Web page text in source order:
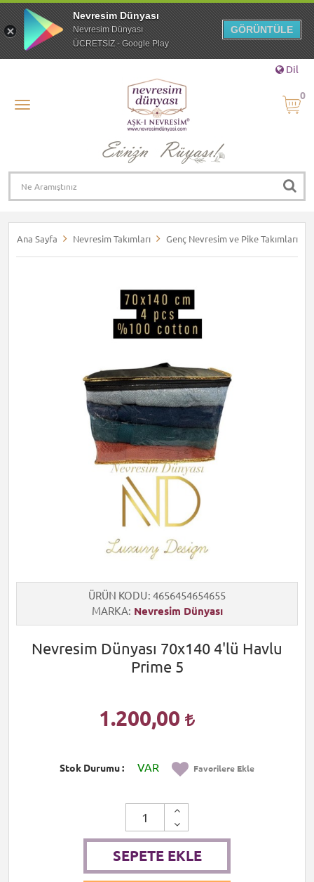
Dil
0
Ana Sayfa Nevresim Takımları Genç Nevresim ve Pike Takımları
ÜRÜN KODU 4656454654655
MARKA Nevresim Dünyası
Nevresim Dünyası 70x140 4'lü Havlu
Prime 5
1.200,00
Stok Durumu VAR Favorilere Ekle
SEPETE EKLE
Nevresim Dünyası
Nevresim Dünyası
ÜCRETSİZ - Google Play
GÖRÜNTÜLE